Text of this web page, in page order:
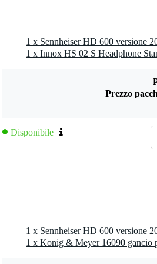
1 x Sennheiser HD 600 versione
1 x Innox HS 02 S Headphone
Prezzo
Disponibile
1 x Sennheiser HD 600 versione
1 x Konig & Meyer 16090 gancio